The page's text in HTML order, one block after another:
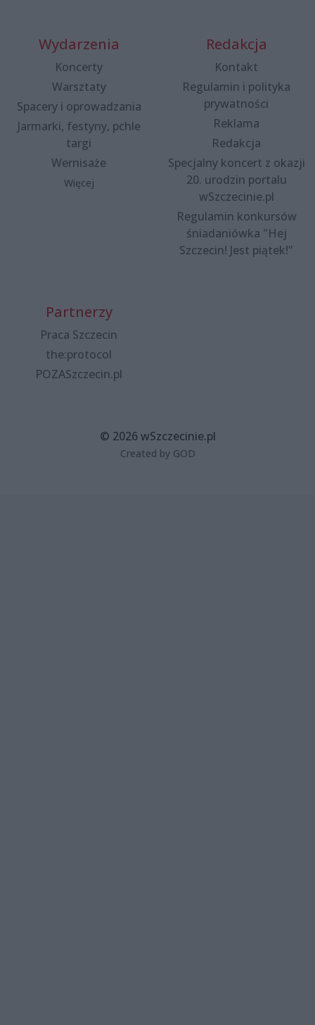
Wydarzenia
Koncerty
Warsztaty
Spacery i oprowadzania
Jarmarki, festyny, pchle
targi
Wernisaże
Więcej
Redakcja
Kontakt
Regulamin i polityka
prywatności
Reklama
Redakcja
Specjalny koncert z okazji
20. urodzin portalu
wSzczecinie.pl
Regulamin konkursów
śniadaniówka "Hej
Szczecin! Jest piątek!"
Partnerzy
Praca Szczecin
the:protocol
POZASzczecin.pl
© 2026 wSzczecinie.pl
Created by GOD